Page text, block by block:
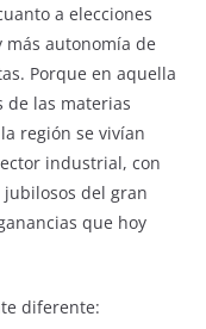
a elecciones
más autonomía de
Porque en aquella
de las materias
región se vivían
industrial, con
del gran
que hoy
diferente: